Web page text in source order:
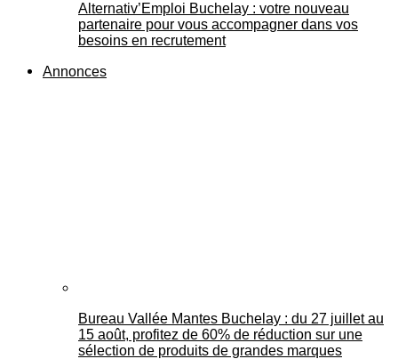
Alternativ’Emploi Buchelay : votre nouveau
partenaire pour vous accompagner dans vos
besoins en recrutement
Annonces
Bureau Vallée Mantes Buchelay : du 27 juillet au
15 août, profitez de 60% de réduction sur une
sélection de produits de grandes marques